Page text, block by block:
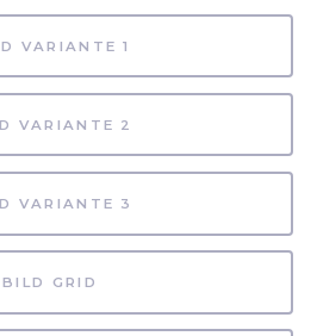
VARIANTE 1
VARIANTE 2
VARIANTE 3
BILD GRID